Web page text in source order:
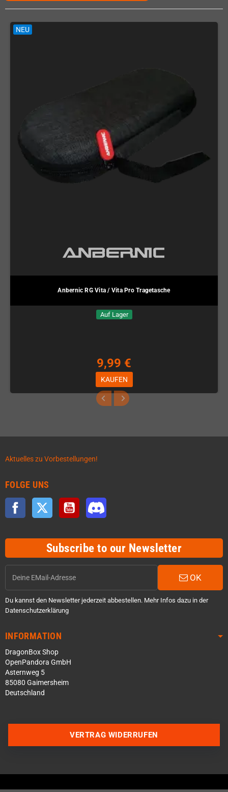
NEU
Anbernic RG Vita / Vita Pro Tragetasche
Auf Lager
9,99 €
KAUFEN
Aktuelles zu Vorbestellungen!
FOLGE UNS
Facebook Twitter YouTube
Subscribe to our Newsletter
OK
Du kannst den Newsletter jederzeit abbestellen. Mehr Infos dazu in der
Datenschutzerklärung
INFORMATION
DragonBox Shop
OpenPandora GmbH
Asternweg 5
85080 Gaimersheim
Deutschland
Über WhatsApp schreiben
VERTRAG WIDERRUFEN